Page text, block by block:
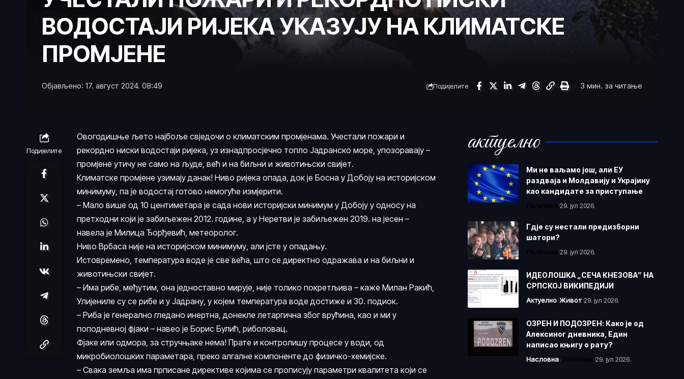
ВОДОСТАЈИ РИЈЕКА УКАЗУЈУ НА КЛИМАТСКЕ
ПРОМЈЕНЕ
Објављено: 17. август 2024. 08:49 Подијелите 3 мин. за читање
Подијелите
Овогодишње љето најбоље свједочи о климатским промјенама. Учестали пожари и
рекордно ниски водостаји ријека, уз изнадпросјечно топло Јадранско море, упозоравају –
промјене утичу не само на људе, већ и на биљни и животињски свијет.
Климатске промјене узимају данак! Ниво ријека опада, док је Босна у Добоју на историјском
минимуму, па је водостај готово немогуће измјерити.
– Мало више од 10 центиметара је сада нови историјски минимум у Добоју у односу на
претходни који је забиљежен 2012. године, а у Неретви је забиљежен 2019. на јесен –
навела је Милица Ђорђевић, метеоролог.
Ниво Врбаса није на историјском минимуму, али јсте у опадању.
Истовремено, температура воде је све већа, што се директно одражава и на биљни и
животињски свијет.
– Има рибе, међутим, она једноставно мирује, није толико покретљива – каже Милан Ракић,
Улијениле су се рибе и у Јадрану, у којем температура воде достиже и 30. подиок.
– Риба је генерално гледано инертна, донекле летаргична због врућина, као и ми у
поподневној фјаки – навео је Борис Булић, риболовац.
Фјаке или одмора, за стручњаке нема! Прате и контролишу процесе у води, од
микробиолошких параметара, преко алгалне компоненте до физичко-хемијске.
– Свака земља има прписане директиве којима се прописују параметри квалитета који се
актуелно
Ми не ваљамо још, али ЕУ
раздваја и Молдавију и Украјину
као кандидате за приступање
Политика 29. јул 2026.
Гдје су нестали предизборни
шатори?
Политика 29. јул 2026.
ИДЕОЛОШКА „СЕЧА КНЕЗОВА” НА
СРПСКОЈ ВИКИПЕДИЈИ
Актуелно Живот 29. јул 2026.
ОЗРЕН И ПОДОЗРЕН: Како је од
Алексиног дневника, Един
написао књигу о рату?
Насловна Политика 29. јул 2026.